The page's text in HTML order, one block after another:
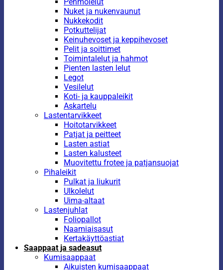
Nuket ja nukenvaunut
Nukkekodit
Potkuttelijat
Keinuhevoset ja keppihevoset
Pelit ja soittimet
Toimintalelut ja hahmot
Pienten lasten lelut
Legot
Vesilelut
Koti- ja kauppaleikit
Askartelu
Lastentarvikkeet
Hoitotarvikkeet
Patjat ja peitteet
Lasten astiat
Lasten kalusteet
Muovitettu frotee ja patjansuojat
Pihaleikit
Pulkat ja liukurit
Ulkolelut
Uima-altaat
Lastenjuhlat
Foliopallot
Naamiaisasut
Kertakäyttöastiat
Saappaat ja sadeasut
Kumisaappaat
Aikuisten kumisaappaat